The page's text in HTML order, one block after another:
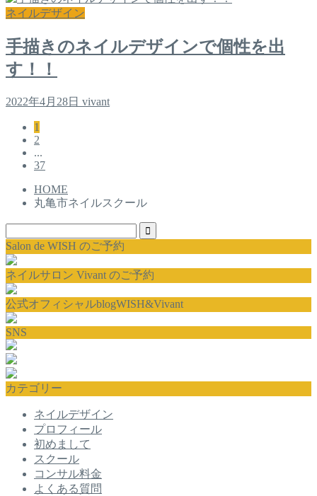
ネイルデザイン
手描きのネイルデザインで個性を出
す！！
2022年4月28日 vivant
1
2
...
37
HOME
丸亀市ネイルスクール
Salon de WISH のご予約
ネイルサロン Vivant のご予約
公式オフィシャルblogWISH&Vivant
SNS
カテゴリー
ネイルデザイン
プロフィール
初めまして
スクール
コンサル料金
よくある質問